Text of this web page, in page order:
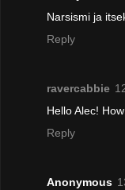
Narsismi ja
Reply
ravercabbie
Hello Alec!
Reply
Anonymous